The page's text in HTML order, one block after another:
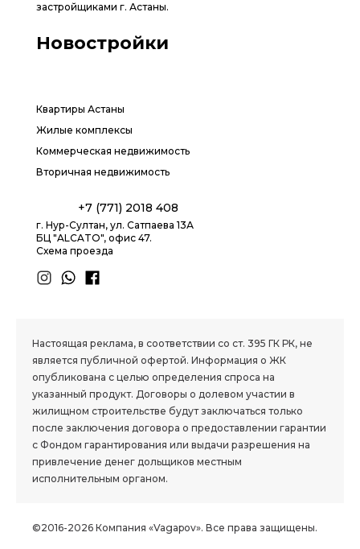
застройщиками г. Астаны.
Новостройки
Квартиры Астаны
Жилые комплексы
Коммерческая недвижимость
Вторичная недвижимость
+7 (771) 2018 408
г. Нур-Султан, ул. Сатпаева 13А
БЦ "ALCATO", офис 47.
Схема проезда
Настоящая реклама, в соответствии со ст. 395 ГК РК, не
является публичной офертой. Информация о ЖК
опубликована с целью определения спроса на
указанный продукт. Договоры о долевом участии в
жилищном строительстве будут заключаться только
после заключения договора о предоставлении гарантии
с Фондом гарантирования или выдачи разрешения на
привлечение денег дольщиков местным
исполнительным органом.
©2016-2026 Компания «Vagapov». Все права защищены.